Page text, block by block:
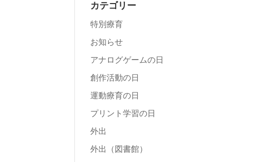
カテゴリー
特別療育
お知らせ
アナログゲームの日
創作活動の日
運動療育の日
プリント学習の日
外出
外出（図書館）